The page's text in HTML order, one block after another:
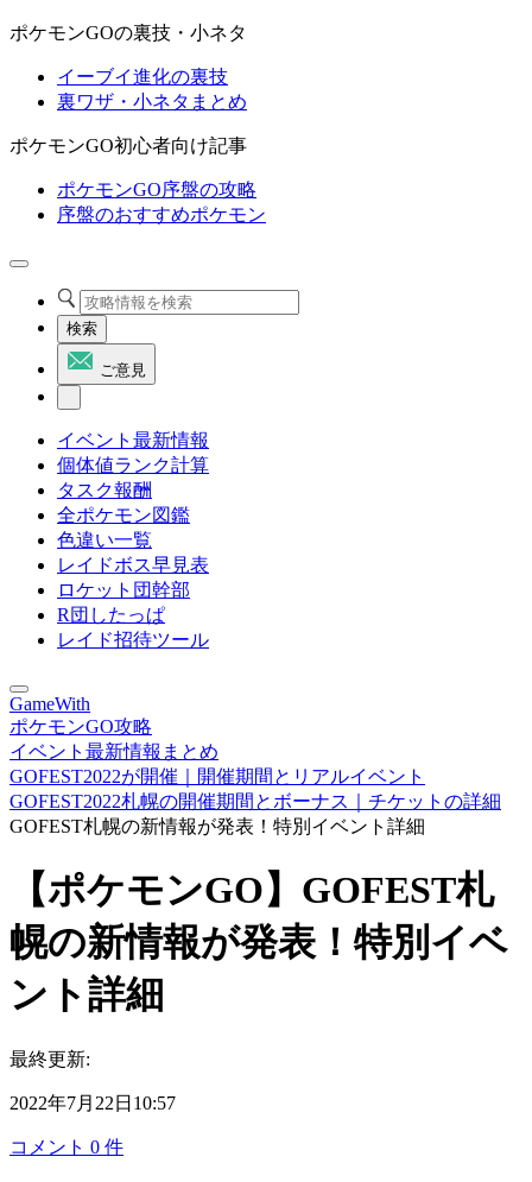
ポケモンGOの裏技・小ネタ
イーブイ進化の裏技
裏ワザ・小ネタまとめ
ポケモンGO初心者向け記事
ポケモンGO序盤の攻略
序盤のおすすめポケモン
検索
ご意見
イベント最新情報
個体値ランク計算
タスク報酬
全ポケモン図鑑
色違い一覧
レイドボス早見表
ロケット団幹部
R団したっぱ
レイド招待ツール
GameWith
ポケモンGO攻略
イベント最新情報まとめ
GOFEST2022が開催｜開催期間とリアルイベント
GOFEST2022札幌の開催期間とボーナス｜チケットの詳細
GOFEST札幌の新情報が発表！特別イベント詳細
【ポケモンGO】GOFEST札
幌の新情報が発表！特別イベ
ント詳細
最終更新:
2022年7月22日10:57
コメント 0 件